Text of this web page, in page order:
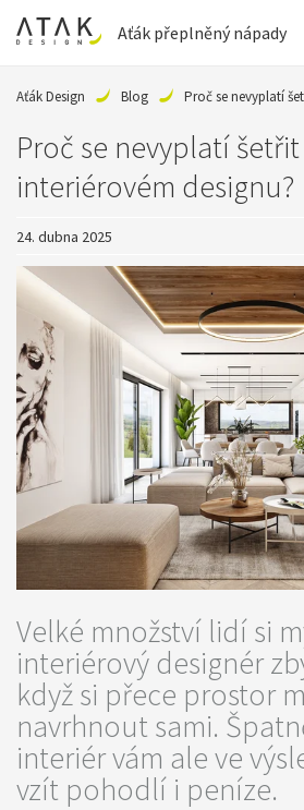
Aťák přeplněný nápady
Aťák Design Blog Proč se nevyplatí
Proč se nevyplatí
interiérovém designu?
24. dubna 2025
Velké množství lidí si
interiérový designér
když si přece prostor
navrhnout sami.
interiér vám ale ve
vzít pohodlí i peníze.